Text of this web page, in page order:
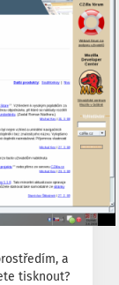
a
tisknout?